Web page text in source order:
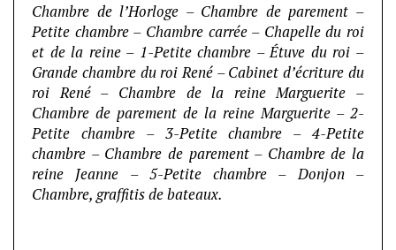
Chambre de l’Horloge – Chambre de parement –
Petite chambre – Chambre carrée – Chapelle du roi
et de la reine – 1-Petite chambre – Étuve du roi –
Grande chambre du roi René – Cabinet d’écriture du
roi René – Chambre de la reine Marguerite –
Chambre de parement de la reine Marguerite – 2-
Petite chambre – 3-Petite chambre – 4-Petite
chambre – Chambre de parement – Chambre de la
reine Jeanne – 5-Petite chambre – Donjon –
Chambre, graffitis de bateaux.